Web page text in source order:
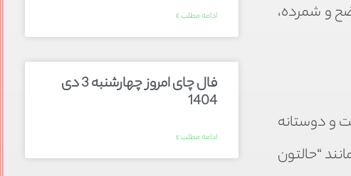
و شمرده،
و دوستانه
“حالتون
ادامه مطلب »
فال چای امروز چهارشنبه 3 دی
1404
ادامه مطلب »